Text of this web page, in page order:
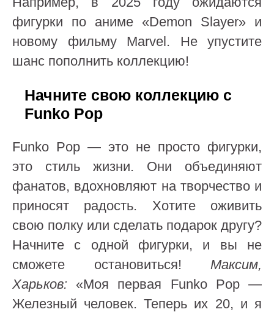
фигурки по аниме «Demon Slayer» и
новому фильму Marvel. Не упустите
шанс пополнить коллекцию!
Начните свою коллекцию с
Funko Pop
Funko Pop — это не просто фигурки,
это стиль жизни. Они объединяют
фанатов, вдохновляют на творчество и
приносят радость. Хотите оживить
свою полку или сделать подарок другу?
Начните с одной фигурки, и вы не
сможете остановиться! Максим,
Харьков: «Моя первая Funko Pop —
Железный человек. Теперь их 20, и я